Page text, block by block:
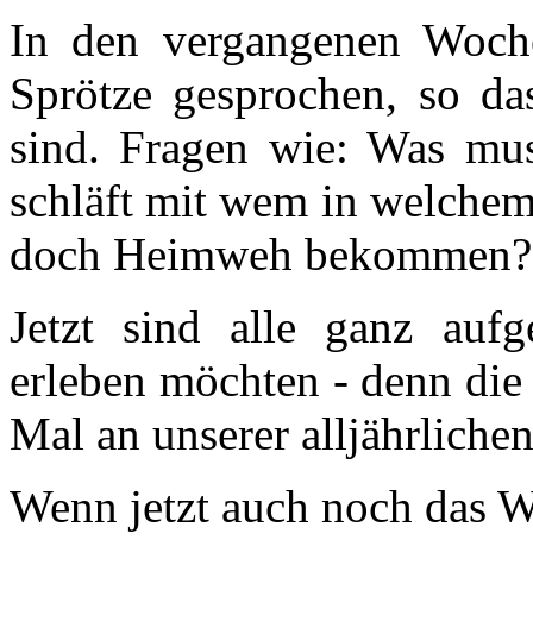
In den vergangenen
Sprötze gesprochen, so
sind. Fragen wie: Was
schläft mit wem in
doch Heimweh
Jetzt sind alle ganz
erleben möchten - denn
Mal an unserer
Wenn jetzt auch noch das